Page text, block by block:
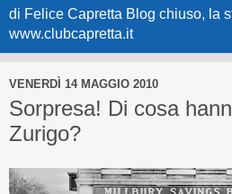
di Felice Capretta Blog chiuso, la
www.clubcapretta.it
VENERDÌ 14 MAGGIO 2010
Sorpresa! Di cosa
Zurigo?